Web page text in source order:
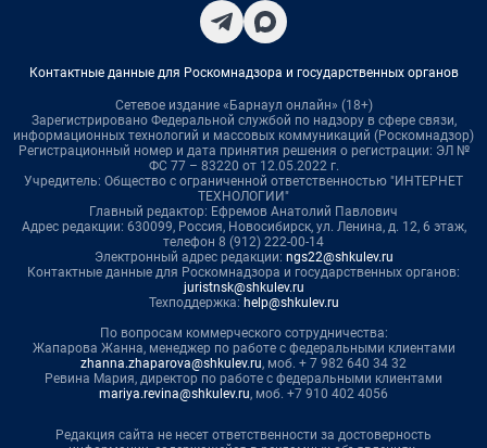
Контактные данные для Роскомнадзора и государственных органов
Сетевое издание «Барнаул онлайн» (18+)
Зарегистрировано Федеральной службой по надзору в сфере связи,
информационных технологий и массовых коммуникаций (Роскомнадзор)
Регистрационный номер и дата принятия решения о регистрации: ЭЛ №
ФС 77 – 83220 от 12.05.2022 г.
Учредитель: Общество с ограниченной ответственностью "ИНТЕРНЕТ
ТЕХНОЛОГИИ"
Главный редактор: Ефремов Анатолий Павлович
Адрес редакции: 630099, Россия, Новосибирск, ул. Ленина, д. 12, 6 этаж,
телефон 8 (912) 222-00-14
Электронный адрес редакции: ngs22@shkulev.ru
Контактные данные для Роскомнадзора и государственных органов:
juristnsk@shkulev.ru
Техподдержка: help@shkulev.ru
По вопросам коммерческого сотрудничества:
Жапарова Жанна, менеджер по работе с федеральными клиентами
zhanna.zhaparova@shkulev.ru, моб. + 7 982 640 34 32
Ревина Мария, директор по работе с федеральными клиентами
mariya.revina@shkulev.ru, моб. +7 910 402 4056
Редакция сайта не несет ответственности за достоверность